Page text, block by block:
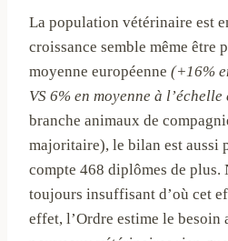
La population vétérinaire est
croissance semble même être
moyenne européenne (+16%
VS 6% en moyenne à
branche animaux de
majoritaire), le bilan est aussi
compte 468 diplômes de plus.
toujours insuffisant d’où cet
effet, l’Ordre estime le besoin